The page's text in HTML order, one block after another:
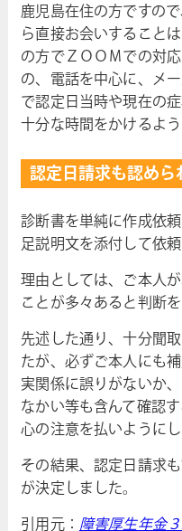
鹿児島在住の方ですの
ら直接お会いすること
の方でＺＯＯＭでの対
の、電話を中心に、メ
で認定日当時や現在の
十分な時間をかけるよう
認定日請求も認めら
診断書を単純に作成依
足説明文を添付して依
理由としては、ご本人
ことが多々あると判断を
先述した通り、十分聞
たが、必ずご本人にも
実関係に誤りがないか
なかい等も含んて確認
心の注意を払いようにし
その結果、認定日請求
が決定しました。
引用元： 障害厚生年金